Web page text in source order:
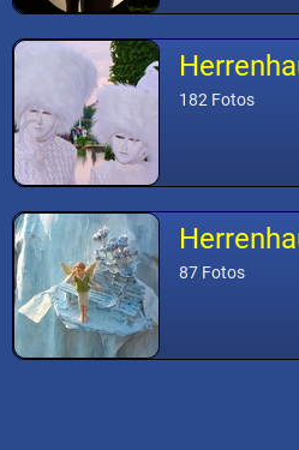
182 Fotos
87 Fotos